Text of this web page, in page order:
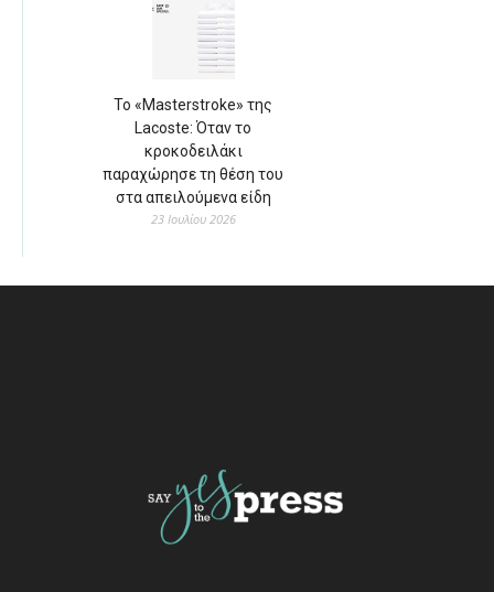
Το «Masterstroke» της
Lacoste: Όταν το
κροκοδειλάκι
παραχώρησε τη θέση του
στα απειλούμενα είδη
23 Ιουλίου 2026